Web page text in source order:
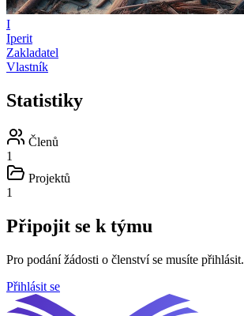
I
Iperit
Zakladatel
Vlastník
Statistiky
Členů
1
Projektů
1
Připojit se k týmu
Pro podání žádosti o členství se musíte přihlásit.
Přihlásit se